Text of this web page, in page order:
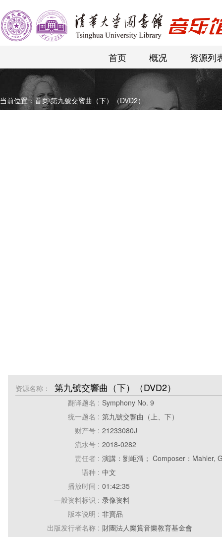
首页 概况 资源列
当前位置： 首页\第九號交響曲（下）（DVD2）
资源名称： 第九號交響曲（下）（DVD2）
翻译题名 : Symphony No. 9
统一题名 : 第九號交響曲（上、下）
财产号 : 21233080J
流水号 : 2018-0282
责任者 : 演講：劉岠渭； Composer：Mahler,
语种 : 中文
播放时间 : 01:42:35
一般资料标识 : 录像资料
版本说明 : 非賣品
出版发行者名称 : 財團法人樂賞音樂教育基金會